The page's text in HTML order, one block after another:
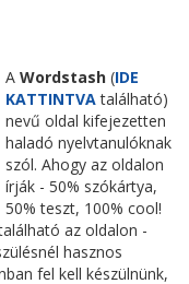
A Wordstash (IDE
KATTINTVAtalálható)
nevű oldal kifejezetten
haladó nyelvtanulóknak
szól. Ahogy az oldalon
írják - 50% szókártya,
50% teszt, 100% cool!
az oldalon -
hasznos
fel kell készülnünk,